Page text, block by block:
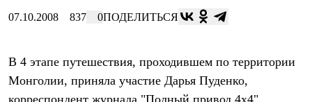
Жилеты
Куртки
Штормовая одежда
Куртки
07.10.2008 837 0ПОДЕЛИТЬСЯ
В 4 этапе путешествия, проходившем по территории
Монголии, приняла участие Дарья Пуденко,
корреспондент журнала "Полный привод 4x4".